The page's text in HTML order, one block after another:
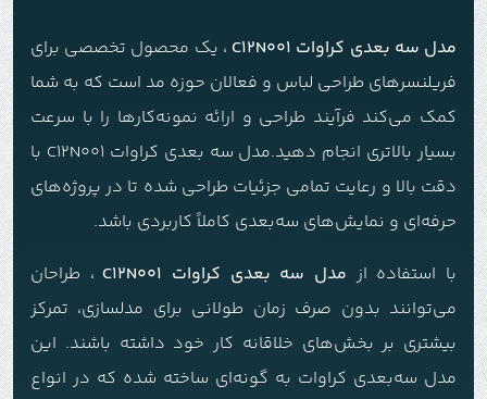
مدل سه بعدی کراوات C12N001
، یک محصول تخصصی برای
فریلنسرهای طراحی لباس و فعالان حوزه مد است که به شما
کمک می‌کند فرآیند طراحی و ارائه نمونه‌کارها را با سرعت
بسیار بالاتری انجام دهید.مدل سه بعدی کراوات C12N001 با
دقت بالا و رعایت تمامی جزئیات طراحی شده تا در پروژه‌های
حرفه‌ای و نمایش‌های سه‌بعدی کاملاً کاربردی باشد.
با استفاده از مدل سه بعدی کراوات C12N001
، طراحان
می‌توانند بدون صرف زمان طولانی برای مدلسازی، تمرکز
بیشتری بر بخش‌های خلاقانه کار خود داشته باشند. این
مدل سه‌بعدی کراوات به گونه‌ای ساخته شده که در انواع